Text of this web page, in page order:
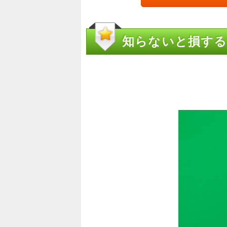
知らないと損す